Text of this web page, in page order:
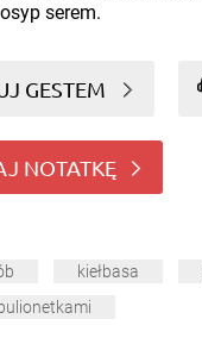
serem.
GESTEM
NOTATKĘ
kiełbasa